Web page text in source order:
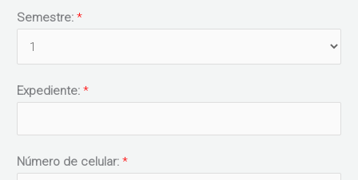
Semestre: *
Expediente: *
Número de celular: *